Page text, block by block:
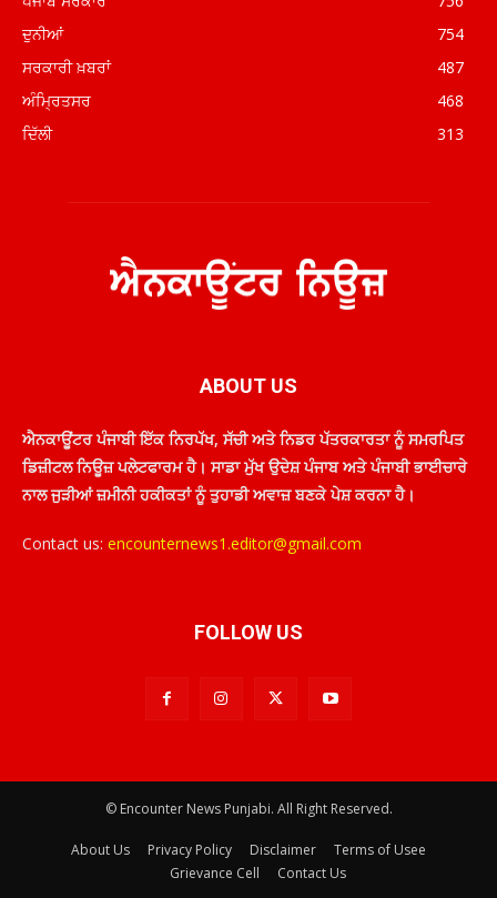
ਦੁਨੀਆਂ
754
ਸਰਕਾਰੀ ਖ਼ਬਰਾਂ
487
ਅੰਮ੍ਰਿਤਸਰ
468
ਦਿੱਲੀ
313
ABOUT US
ਐਨਕਾਊਂਟਰ ਪੰਜਾਬੀ ਇੱਕ ਨਿਰਪੱਖ, ਸੱਚੀ ਅਤੇ ਨਿਡਰ ਪੱਤਰਕਾਰਤਾ ਨੂੰ ਸਮਰਪਿਤ
ਡਿਜ਼ੀਟਲ ਨਿਊਜ਼ ਪਲੇਟਫਾਰਮ ਹੈ। ਸਾਡਾ ਮੁੱਖ ਉਦੇਸ਼ ਪੰਜਾਬ ਅਤੇ ਪੰਜਾਬੀ ਭਾਈਚਾਰੇ
ਨਾਲ ਜੁੜੀਆਂ ਜ਼ਮੀਨੀ ਹਕੀਕਤਾਂ ਨੂੰ ਤੁਹਾਡੀ ਅਵਾਜ਼ ਬਣਕੇ ਪੇਸ਼ ਕਰਨਾ ਹੈ।
Contact us: encounternews1.editor@gmail.com
FOLLOW US
© Encounter News Punjabi. All Right Reserved.
About Us Privacy Policy Disclaimer
Terms of Usee
Grievance Cell
Contact Us